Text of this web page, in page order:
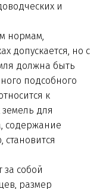
и
нормам,
допускается, но с
должна быть
подсобного
к
земель для
содержание
собой
размер